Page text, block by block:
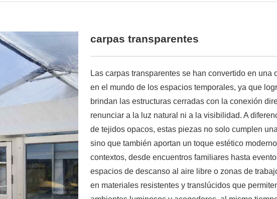
carpas transparentes
Las carpas transparentes se han convertido en una
en el mundo de los espacios temporales, ya que
brindan las estructuras cerradas con la conexión
renunciar a la luz natural ni a la visibilidad. A
de tejidos opacos, estas piezas no solo cumplen
sino que también aportan un toque estético
contextos, desde encuentros familiares hasta
espacios de descanso al aire libre o zonas de
en materiales resistentes y translúcidos que